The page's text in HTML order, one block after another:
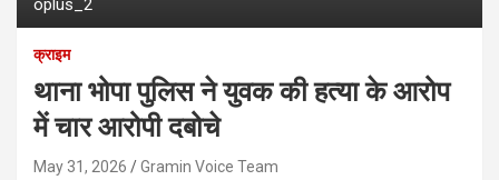
oplus_2
क्राइम
थाना भोपा पुलिस ने युवक की हत्या के आरोप
में चार आरोपी दबोचे
May 31, 2026 Gramin Voice Team